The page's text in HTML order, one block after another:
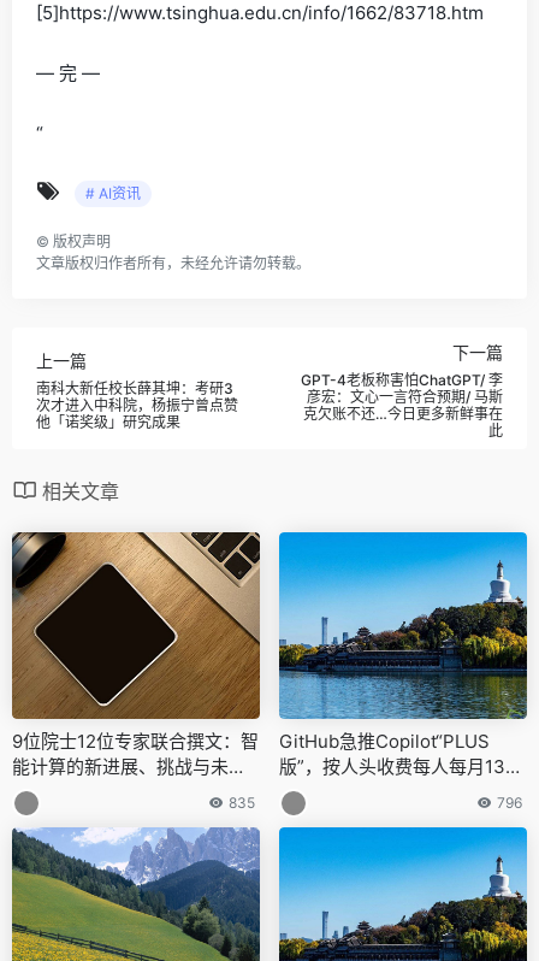
[5]https://www.tsinghua.edu.cn/info/1662/83718.htm
— 完 —
“
# AI资讯
© 版权声明
文章版权归作者所有，未经允许请勿转载。
上一篇
南科大新任校长薛其坤：考研3
次才进入中科院，杨振宁曾点赞
他「诺奖级」研究成果
下一篇
GPT-4老板称害怕ChatGPT/ 李
彦宏：文心一言符合预期/ 马斯
克欠账不还…今日更多新鲜事在
此
相关文章
9位院士12位专家联合撰文：智
能计算的新进展、挑战与未来 |
Science合作期刊
835
GitHub急推Copilot“PLUS
版”，按人头收费每人每月130
元，已有400多家企业购买
796